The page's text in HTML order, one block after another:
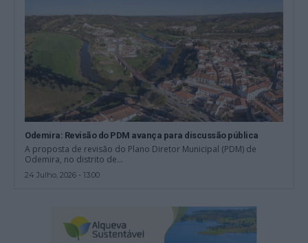
Odemira: Revisão do PDM avança para discussão pública
A proposta de revisão do Plano Diretor Municipal (PDM) de
Odemira, no distrito de...
24 Julho, 2026 - 13:00